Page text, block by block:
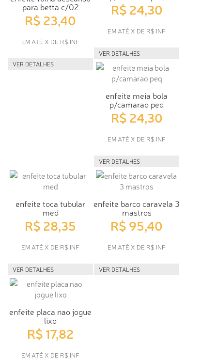
para betta c/02
R$ 23,40
EM ATÉ X DE R$ INF
VER DETALHES
R$ 24,30
EM ATÉ X DE R$ INF
VER DETALHES
enfeite meia bola
p/camarao peq
R$ 24,30
EM ATÉ X DE R$ INF
VER DETALHES
enfeite toca tubular
med
R$ 28,35
EM ATÉ X DE R$ INF
VER DETALHES
enfeite barco caravela 3
mastros
R$ 95,40
EM ATÉ X DE R$ INF
VER DETALHES
enfeite placa nao jogue
lixo
R$ 17,82
EM ATÉ X DE R$ INF